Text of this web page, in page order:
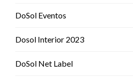
DoSol Eventos
Dosol Interior 2023
DoSol Net Label